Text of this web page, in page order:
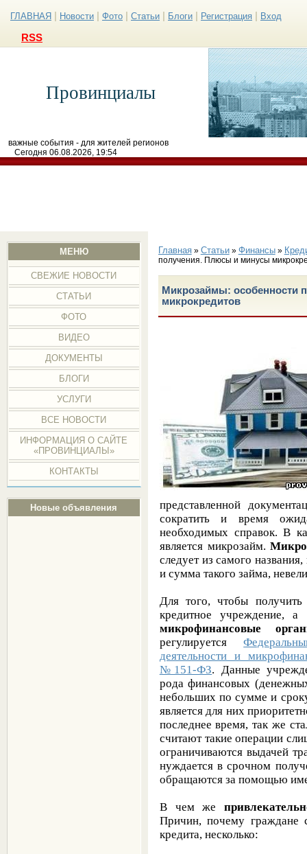
ГЛАВНАЯ Новости Фото Статьи Блоги Регистрация Вход
RSS
Провинциалы
важные события - для жителей регионов
Сегодня 06.08.2026, 19:54
МЕНЮ
СВЕЖИЕ НОВОСТИ
СТАТЬИ
ФОТО
ВИДЕО
ДОКУМЕНТЫ
БЛОГИ
УСЛУГИ
ВСЕ НОВОСТИ
ИНФОРМАЦИЯ О САЙТЕ
«ПРОВИНЦИАЛЫ»
КОНТАКТЫ
Новые объявления
Главная» Статьи» Финансы»
получения. Плюсы и минусы
Микрозаймы:
микрокредитов
представленной
сократить и время
необходимых справок. В
является микрозайм.
следует из самого
и сумма такого займа,
Для того, чтобы
кредитное учреждение, а
микрофинансовые
регулируется
деятельности и
№151-ФЗ. Данные
рода финансовых
небольших по сумме и
является для них
последнее время, так же
считают такие операции
ограничиваются выдачей
нуждается в срочном
обращаются за помощью
В чем же
Причин, почему граждане
кредита, несколько: